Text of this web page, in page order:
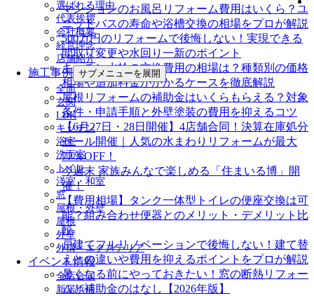
選ばれる理由
代表挨拶
会社概要
経営理念
店舗紹介
施工事例 サブメニューを展開
全面
玄関
LDK
キッチン
浴室
洗面室
トイレ
洋室・和室
窓
屋根・外壁
屋根
外壁
外構・エクステリア
イベント情報
全店合同
新居浜店
マンションのお風呂リフォーム費用はいくら？ユ
ニットバスの寿命や浴槽交換の相場をプロが解説
500万円のリフォームで後悔しない！実現できる
間取り変更や水回り一新のポイント
キッチン水栓の交換費用の相場は？種類別の価格
相場や追加料金がかかるケースを徹底解説
屋根リフォームの補助金はいくらもらえる？対象
条件・申請手順と外壁塗装の費用を抑えるコツ
【6月27日・28日開催】4店舗合同！決算在庫処分
セール開催｜人気の水まわりリフォームが最大
77％OFF！
今週末 家族みんなで楽しめる「住まいる博」開
催！
【費用相場】タンク一体型トイレの便座交換は可
能？組み合わせ便器とのメリット・デメリット比
較
戸建てフルリノベーションで後悔しない！建て替
えとの違いや費用を抑えるポイントをプロが解説
暑くなる前にやっておきたい！窓の断熱リフォー
ムと補助金のはなし【2026年版】